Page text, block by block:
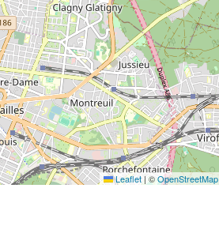
Leaflet | ©OpenStreetMap